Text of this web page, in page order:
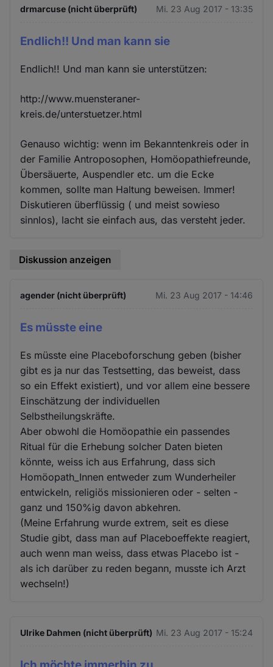
drmarcuse (nicht überprüft) Mi. 23 Aug 2017 - 13:35
Endlich!! Und man kann sie
Endlich!! Und man kann sie unterstützen:
http://www.muensteraner-
kreis.de/unterstuetzer.html
Genauso wichtig: wenn im Bekanntenkreis oder in
der Familie Antroposophen, Homöopathiefreunde,
Übersäuerte, Auspendler etc. um die Ecke
kommen, sollte man Haltung beweisen. Immer!
Diskutieren überflüssig ( und meist sowieso
sinnlos), lacht sie einfach aus, das versteht jeder.
Diskussion anzeigen
agender (nicht überprüft) Mi. 23 Aug 2017 - 14:46
Es müsste eine
Es müsste eine Placeboforschung geben (bisher
gibt es ja nur das Testsetting, das beweist, dass
so ein Effekt existiert), und vor allem eine bessere
Einschätzung der individuellen
Selbstheilungskräfte.
Aber obwohl die Homöopathie ein passendes
Ritual für die Erhebung solcher Daten bieten
könnte, weiss ich aus Erfahrung, dass sich
Homöopath_Innen entweder zum Wunderheiler
entwickeln, religiös missionieren oder - selten -
ganz und 150%ig davon abkehren.
(Meine Erfahrung wurde extrem, seit es diese
Studie gibt, dass man auf Placeboeffekte reagiert,
auch wenn man weiss, dass etwas Placebo ist -
als ich darüber zu reden begann, musste ich Arzt
wechseln!)
Ulrike Dahmen (nicht überprüft) Mi. 23 Aug 2017 - 15:24